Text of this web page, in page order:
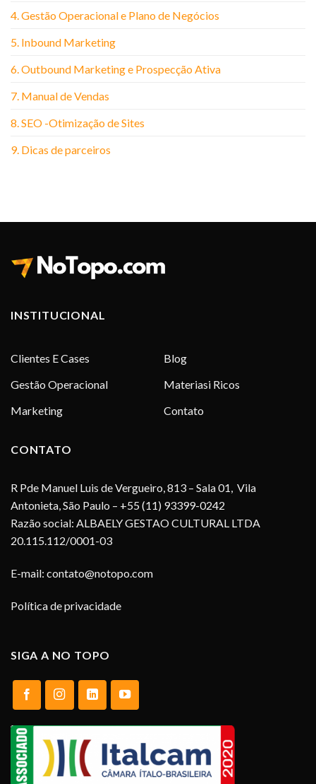
4. Gestão Operacional e Plano de Negócios
5. Inbound Marketing
6. Outbound Marketing e Prospecção Ativa
7. Manual de Vendas
8. SEO -Otimização de Sites
9. Dicas de parceiros
INSTITUCIONAL
Clientes E Cases
Gestão Operacional
Marketing
Blog
Materiasi Ricos
Contato
CONTATO
R Pde Manuel Luis de Vergueiro, 813 – Sala 01, Vila
Antonieta, São Paulo – +55 (11) 93399-0242
Razão social: ALBAELY GESTAO CULTURAL LTDA
20.115.112/0001-03
E-mail: contato@notopo.com
Política de privacidade
SIGA A NO TOPO